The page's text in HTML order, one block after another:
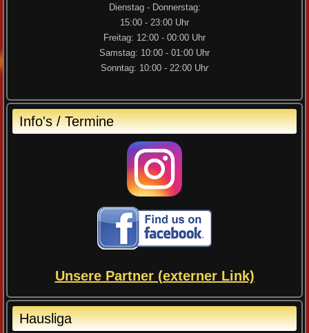
Dienstag - Donnerstag:
15:00 - 23:00 Uhr
Freitag: 12:00 - 00:00 Uhr
Samstag: 10:00 - 01:00 Uhr
Sonntag: 10:00 - 22:00 Uhr
Info's / Termine
Unsere Partner (externer Link)
Hausliga